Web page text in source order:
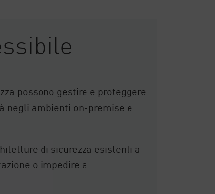
possono gestire e proteggere
negli ambienti on-premise e
di sicurezza esistenti a
o impedire a